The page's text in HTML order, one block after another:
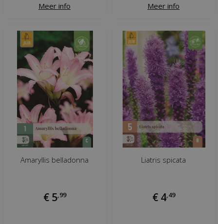
Meer info Meer info
Amaryllis belladonna
€ 5 99
Liatris spicata
€ 4 49